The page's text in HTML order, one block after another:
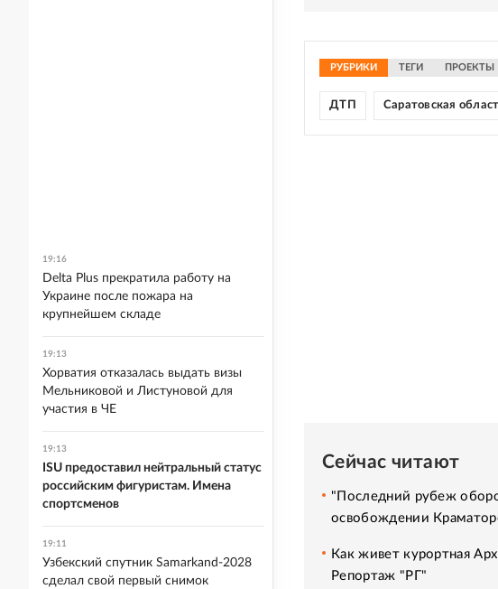
РУБРИКИ ТЕГИ ПРОЕКТЫ
ДТП Саратовская
Сейчас читают
"Последний рубеж
освобождении
Как живет курортная
Репортаж "РГ"
19:16
Delta Plus прекратила работу на
Украине после пожара на
крупнейшем складе
19:13
Хорватия отказалась выдать визы
Мельниковой и Листуновой для
участия в ЧЕ
19:13
ISU предоставил нейтральный статус
российским фигуристам. Имена
спортсменов
19:11
Узбекский спутник Samarkand-2028
сделал свой первый снимок